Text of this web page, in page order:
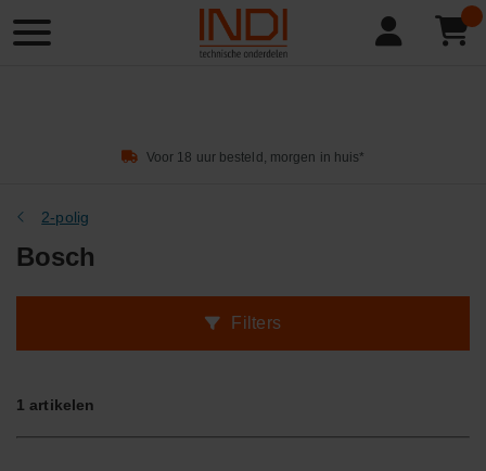
Product
zoeken
Voor 18 uur besteld, morgen in huis*
2-polig
Bosch
Filters
1 artikelen